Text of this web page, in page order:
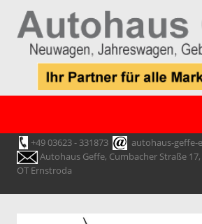
+49 03623 - 331873
autohaus-geffe-
Autohaus Geffe, Cumbacher Straße
OT Ernstroda